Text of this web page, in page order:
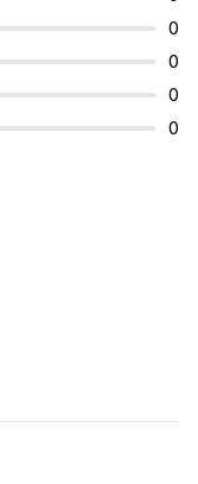
0
0
0
0